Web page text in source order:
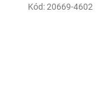
Kód:20669-4602